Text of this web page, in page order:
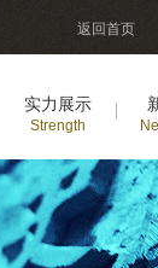
返回首页
实力展示
Strength